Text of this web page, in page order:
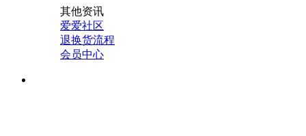
其他资讯
爱爱社区
退换货流程
会员中心